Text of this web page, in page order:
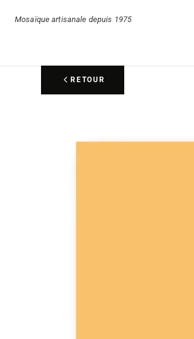
Mosaïque artisanale depuis 1975
RETOUR